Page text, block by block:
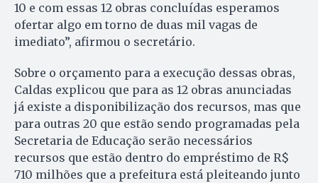
10 e com essas 12 obras concluídas esperamos
ofertar algo em torno de duas mil vagas de
imediato”, afirmou o secretário.
Sobre o orçamento para a execução dessas obras,
Caldas explicou que para as 12 obras anunciadas
já existe a disponibilização dos recursos, mas que
para outras 20 que estão sendo programadas pela
Secretaria de Educação serão necessários
recursos que estão dentro do empréstimo de R$
710 milhões que a prefeitura está pleiteando junto